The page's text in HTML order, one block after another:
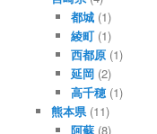
都城 (1)
綾町 (1)
西都原 (1)
延岡 (2)
高千穂 (1)
熊本県(11)
阿蘇 (8)